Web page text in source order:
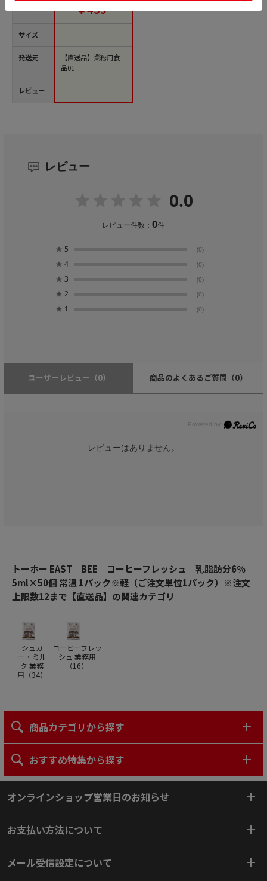
サイズ
発送元
レビュー
2まで【直送品】
￥459
【直送品】業務用食
品01
レビュー
0.0
レビュー件数：0件
★ 5 (0)
★ 4 (0)
★ 3 (0)
★ 2 (0)
★ 1 (0)
ユーザーレビュー （0） 商品のよくあるご質問 （0）
レビューはありません。
トーホー EAST BEE コーヒーフレッシュ 乳脂肪分6％
5ml×50個 常温 1パック※軽（ご注文単位1パック）※注文
上限数12まで【直送品】の関連カテゴリ
シュガ
ー・ミル
ク 業務
用（34）
コーヒーフレッ
シュ 業務用
（16）
商品カテゴリから探す
おすすめ特集から探す
オンラインショップ営業日のお知らせ
お支払い方法について
メール受信設定について